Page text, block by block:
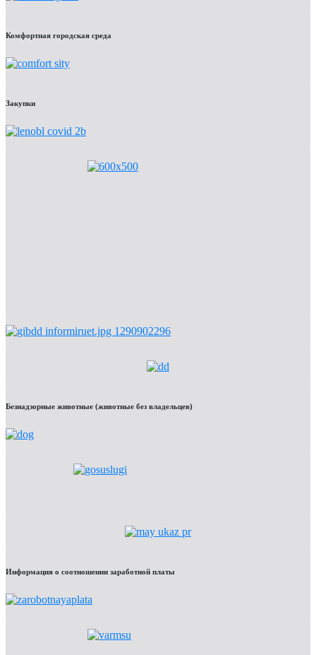
Комфортная городская среда
Закупки
Безнадзорные животные (животные без владельцев)
Информация о соотношении заработной платы